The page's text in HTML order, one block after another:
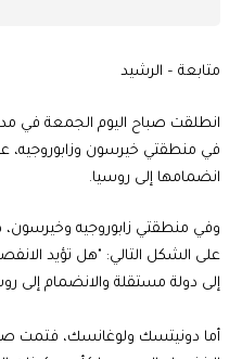
متابعة – الرشيد
انطلقت صباح اليوم الجمعة في
في منطقتي خيرسون وزابوروجيه،
انضمامها إلى روسيا.
وفي منطقتي زابوروجيه وخيرسون،
على الشكل التالي: "هل تؤيد
إلى دولة مستقلة والانضمام إلى
أما دونيتسك ولوغانسك، فتمت